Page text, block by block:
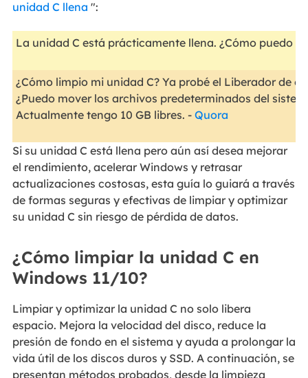
unidad C llena ":
La unidad C está prácticamente llena. ¿Cómo puedo
¿Cómo limpio mi unidad C? Ya probé el Liberador de
¿Puedo mover los archivos predeterminados del
Actualmente tengo 10 GB libres. -Quora
Si su unidad C está llena pero aún así desea mejorar
el rendimiento, acelerar Windows y retrasar
actualizaciones costosas, esta guía lo guiará a través
de formas seguras y efectivas de limpiar y optimizar
su unidad C sin riesgo de pérdida de datos.
¿Cómo limpiar la unidad C en
Windows 11/10?
Limpiar y optimizar la unidad C no solo libera
espacio. Mejora la velocidad del disco, reduce la
presión de fondo en el sistema y ayuda a prolongar la
vida útil de los discos duros y SSD. A continuación, se
presentan métodos probados, desde la limpieza